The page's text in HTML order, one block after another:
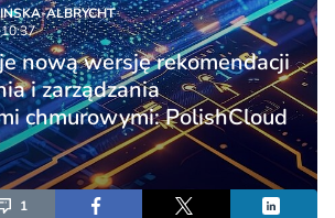
ALBRYCHT
nową wersję rekomendacji
i zarządzania
chmurowymi: PolishCloud
1